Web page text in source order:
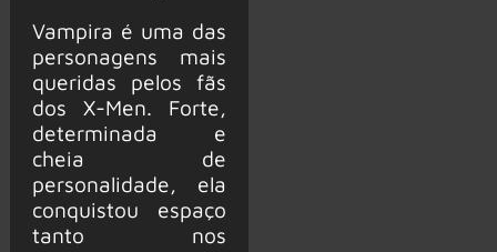
Vampira é uma das
personagens mais
queridas pelos fãs
dos X-Men. Forte,
determinada e
cheia de
personalidade, ela
conquistou espaço
tanto nos